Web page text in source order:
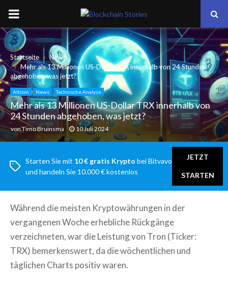
PRIMARY
MENU
Startseite
News
Mehr als 13 Millionen US-Dollar TRX innerhalb von 24 Stunden
abgehoben, was jetzt?
Altcoin News Technische Analyse
Mehr als 13 Millionen US-Dollar TRX innerhalb von
24 Stunden abgehoben, was jetzt?
vonTimo Bruinsma 10 Juli 2024
Starten Sie mit 10 € gratis Krypto bei Bitvavo
und handeln Sie 10.000 € kostenlos
JETZT
STARTEN
Während die meisten Kryptowährungen in der
vergangenen Woche erhebliche Rückgänge
verzeichneten, war die Leistung von Tron (Ticker:
TRX) bemerkenswert, da die wöchentlichen und
täglichen Charts positiv waren.